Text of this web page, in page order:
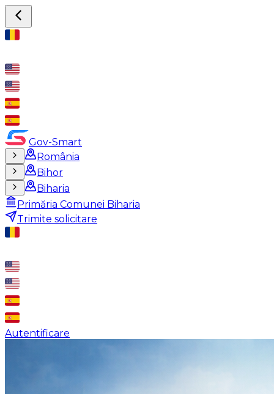
Gov-Smart
România
Bihor
Biharia
Primăria Comunei Biharia
Trimite solicitare
Autentificare